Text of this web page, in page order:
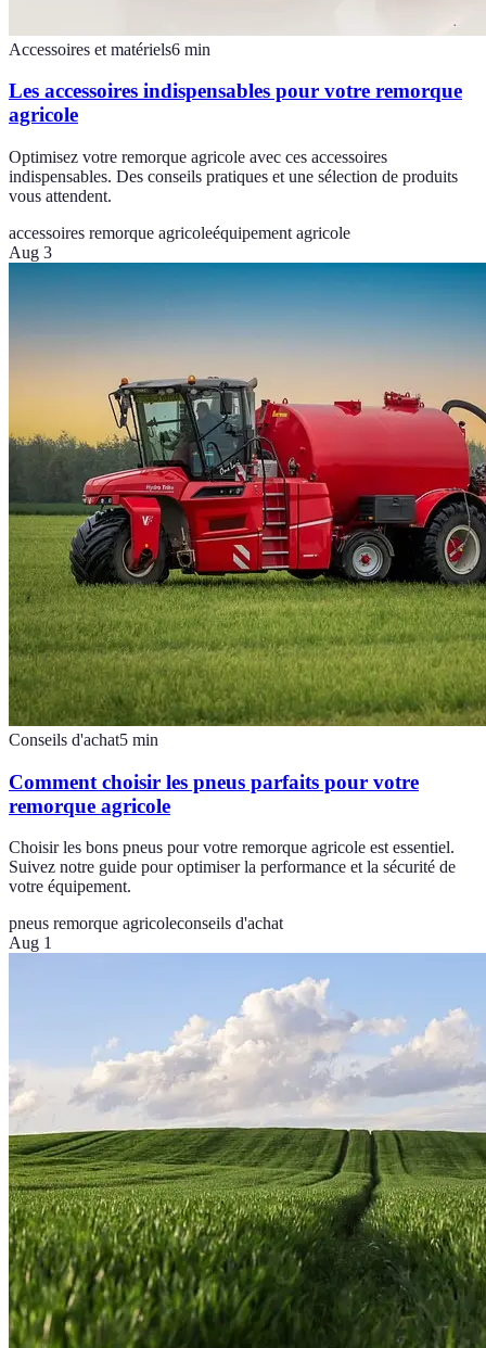
Accessoires et matériels6 min
Les accessoires indispensables pour votre remorque
agricole
Optimisez votre remorque agricole avec ces accessoires
indispensables. Des conseils pratiques et une sélection de produits
vous attendent.
accessoires remorque agricoleéquipement agricole
Aug 3
Conseils d'achat5 min
Comment choisir les pneus parfaits pour votre
remorque agricole
Choisir les bons pneus pour votre remorque agricole est essentiel.
Suivez notre guide pour optimiser la performance et la sécurité de
votre équipement.
pneus remorque agricoleconseils d'achat
Aug 1